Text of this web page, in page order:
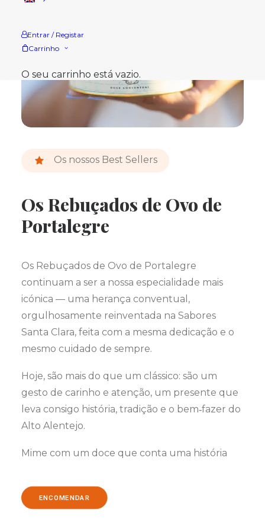
Entrar / Registar
Carrinho
O seu carrinho está vazio.
Os nossos Best Sellers
Os Rebuçados de Ovo de
Portalegre
Os Rebuçados de Ovo de Portalegre
continuam a ser a nossa especialidade mais
icónica — uma herança conventual,
orgulhosamente reinventada na Sabores
Santa Clara, feita com a mesma dedicação e o
mesmo cuidado de sempre.
Hoje, são mais do que um clássico: são um
gesto de carinho e atenção, um presente que
leva consigo história, tradição e o bem‑fazer do
Alto Alentejo.
Mime com um doce que conta uma história
ENCOMENDAR